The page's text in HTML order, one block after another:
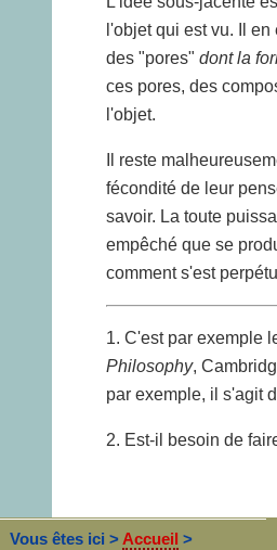
l'objet qui est vu. Il
des "pores" dont la
ces pores, des
l'objet.
Il reste
fécondité de leur
savoir. La toute
empêché que se
comment s'est
1. C'est par exemple
Philosophy,
par exemple, il s'agit
2. Est-il besoin de
Vous êtes ici > Accueil >